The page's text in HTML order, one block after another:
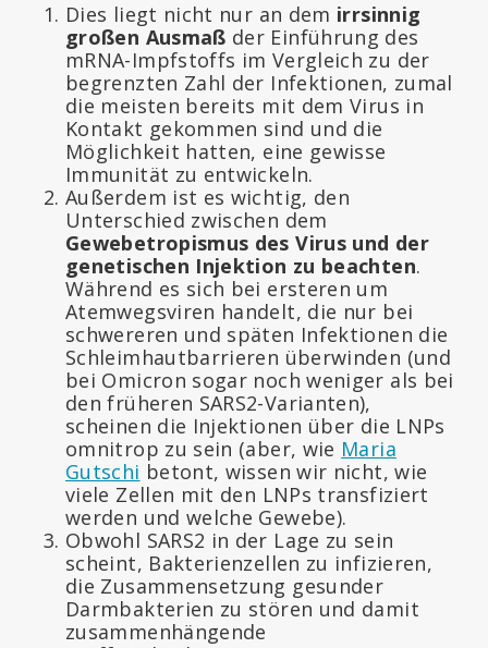
Dies liegt nicht nur an dem irrsinnig
großen Ausmaß der Einführung des
mRNA-Impfstoffs im Vergleich zu der
begrenzten Zahl der Infektionen, zumal
die meisten bereits mit dem Virus in
Kontakt gekommen sind und die
Möglichkeit hatten, eine gewisse
Immunität zu entwickeln.
Außerdem ist es wichtig, den
Unterschied zwischen dem
Gewebetropismus des Virus und der
genetischen Injektion zu beachten.
Während es sich bei ersteren um
Atemwegsviren handelt, die nur bei
schwereren und späten Infektionen die
Schleimhautbarrieren überwinden (und
bei Omicron sogar noch weniger als bei
den früheren SARS2-Varianten),
scheinen die Injektionen über die LNPs
omnitrop zu sein (aber, wie Maria
Gutschi betont, wissen wir nicht, wie
viele Zellen mit den LNPs transfiziert
werden und welche Gewebe).
Obwohl SARS2 in der Lage zu sein
scheint, Bakterienzellen zu infizieren,
die Zusammensetzung gesunder
Darmbakterien zu stören und damit
zusammenhängende